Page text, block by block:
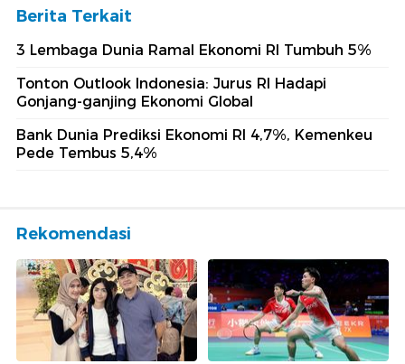
Berita Terkait
3 Lembaga Dunia Ramal Ekonomi RI Tumbuh 5%
Tonton Outlook Indonesia: Jurus RI Hadapi
Gonjang-ganjing Ekonomi Global
Bank Dunia Prediksi Ekonomi RI 4,7%, Kemenkeu
Pede Tembus 5,4%
Rekomendasi